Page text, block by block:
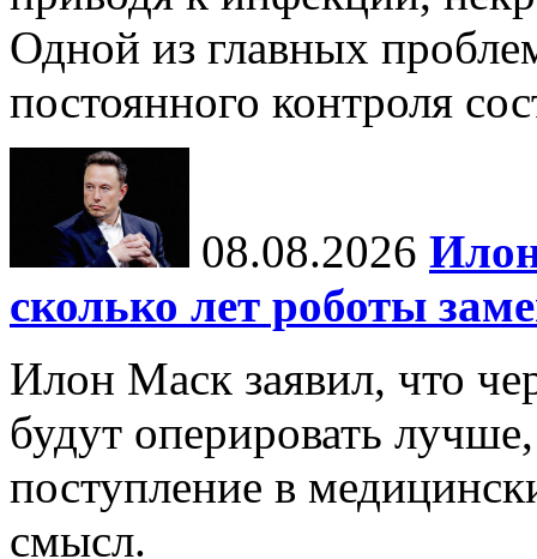
Одной из главных
постоянного контроля
08.08.2026
сколько лет роботы
Илон Маск заявил, что
будут оперировать
поступление в
смысл.